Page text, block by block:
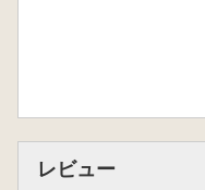
里山と中世寺院―
相
学教授)
山寺と仏
レビュー